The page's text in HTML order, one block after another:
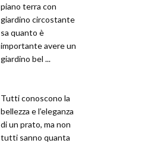
piano terra con
giardino circostante
sa quanto è
importante avere un
giardino bel ...
Tutti conoscono la
bellezza e l’eleganza
di un prato, ma non
tutti sanno quanta